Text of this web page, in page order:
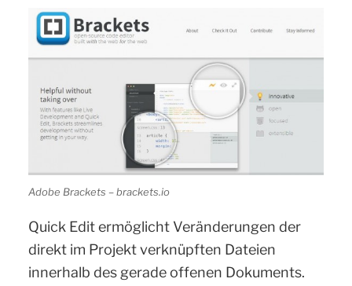
Adobe Brackets – brackets.io
Quick Edit ermöglicht Veränderungen der
direkt im Projekt verknüpften Dateien
innerhalb des gerade offenen Dokuments.